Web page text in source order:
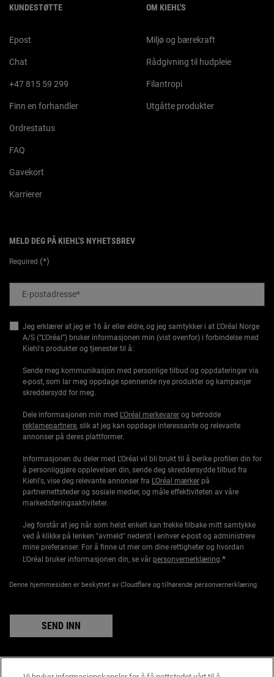
KUNDESTØTTE
Epost
Chat
+47 815 59 299
Finn en forhandler
Ordrestatus
FAQ
Gavekort
Karrierer
OM KIEHL'S
Miljø og bærekraft
Rådgivning til hudpleie
Filantropi
Utgåtte produkter
MELD DEG PÅ KIEHL'S NYHETSBREV
Required (*)
E-postadresse*
Jeg erklærer at jeg er 16 år eller eldre, og jeg samtykker i at L’Oréal Norge
A/S (“L’Oréal”) bruker informasjonen min (vist ovenfor) i forbindelse med
Kiehl's produkter og tjenester til å:
Sende meg kommunikasjon med personlige tilbud og oppdateringer via
e-post, som lar meg oppdage spennende nye produkter og kampanjer
skreddersydd for meg.
Dele informasjonen min med L'Oréal merkevarer og betrodde
reklamepartnere, slik at jeg kan oppdage interessante og relevante
annonser på deres plattformer.
Informasjonen du deler med L’Oréal vil bli brukt til å berike profilen din for
å personliggjøre opplevelsen din, sende deg skreddersydde tilbud fra
Kiehl's, vise deg relevante annonser fra L'Oréal mærker på
partnernettsteder og sosiale medier, og måle effektiviteten av våre
markedsføringsaktiviteter.
Jeg forstår at jeg når som helst enkelt kan trekke tilbake mitt samtykke
ved å klikke på lenken "avmeld" nederst i enhver e-post og administrere
mine preferanser. For å finne ut mer om dine rettigheter og hvordan
L’Oréal bruker informasjonen din, se vår personvernerklæring.*
Denne hjemmesiden er beskyttet av Cloudflare og tilhørende personvernerklæring
SEND INN